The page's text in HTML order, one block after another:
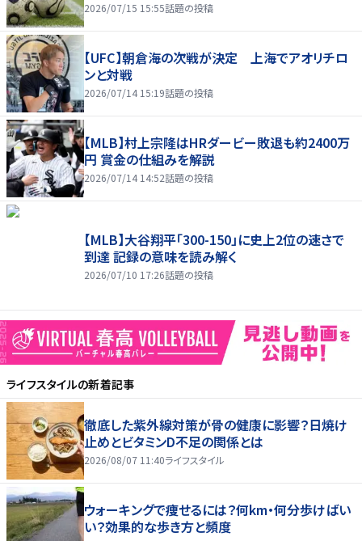
2026/07/15 15:55話題の投稿
【UFC】朝倉海の次戦が決定 上海でアオリチロ
ンと対戦
2026/07/14 15:19話題の投稿
【MLB】村上宗隆はHRダービー敗退も約2400万
円 賞金の仕組みを解説
2026/07/14 14:52話題の投稿
【MLB】大谷翔平「300-150」に史上2位の速さで
到達 記録の意味を読み解く
2026/07/10 17:26話題の投稿
ライフスタイルの新着記事
徹底した紫外線対策が骨の健康に影響？日焼け
止めとビタミンD不足の関係とは
2026/08/07 11:40ライフスタイル
ウォーキングで痩せるには？何km・何分歩けばい
い？効果的な歩き方と頻度